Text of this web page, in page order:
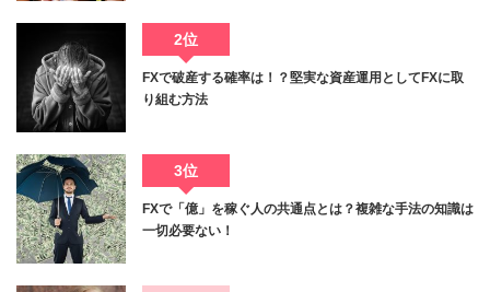
2位
FXで破産する確率は！？堅実な資産運用としてFXに取
り組む方法
3位
FXで「億」を稼ぐ人の共通点とは？複雑な手法の知識は
一切必要ない！